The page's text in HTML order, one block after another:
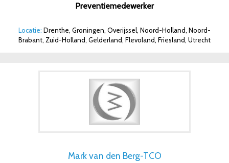
Preventiemedewerker
Locatie: Drenthe, Groningen, Overijssel, Noord-Holland, Noord-
Brabant, Zuid-Holland, Gelderland, Flevoland, Friesland, Utrecht
Mark van den Berg-TCO